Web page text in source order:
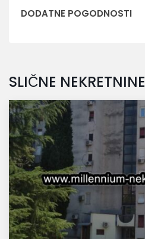
DODATNE POGODNOSTI
SLIČNE NEKRETNINE